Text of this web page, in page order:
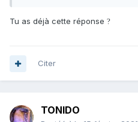
Tu as déjà cette réponse ?
Citer
TONIDO